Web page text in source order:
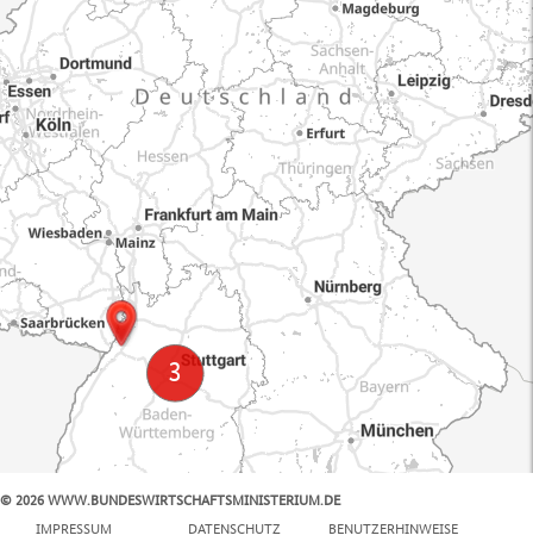
© 2026 WWW.BUNDESWIRTSCHAFTSMINISTERIUM.DE
IMPRESSUM
DATENSCHUTZ BENUTZERHINWEISE